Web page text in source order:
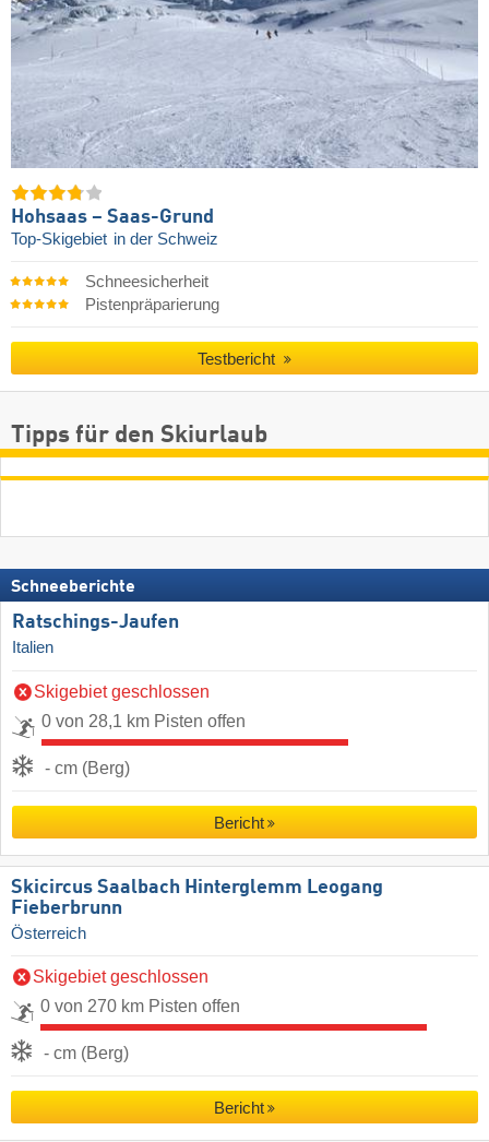
Hohsaas – Saas-Grund
Top-Skigebiet in der Schweiz
Schneesicherheit
Pistenpräparierung
Testbericht
Tipps für den Skiurlaub
Schneeberichte
Ratschings-Jaufen
Italien
Skigebiet geschlossen
0 von 28,1 km Pisten offen
- cm (Berg)
Bericht
Skicircus Saalbach Hinterglemm Leogang
Fieberbrunn
Österreich
Skigebiet geschlossen
0 von 270 km Pisten offen
- cm (Berg)
Bericht